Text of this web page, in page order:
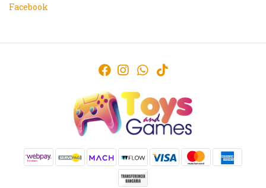
Facebook